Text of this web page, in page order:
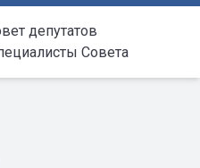
депутатов
Совета